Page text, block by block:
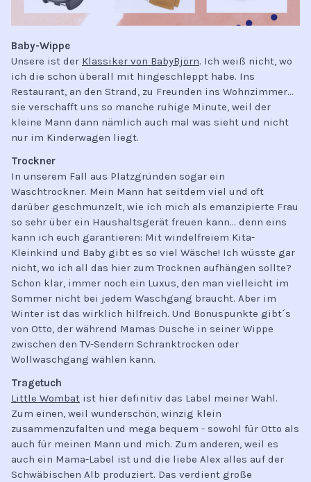
Baby-Wippe
Unsere ist der Klassiker von BabyBjörn. Ich weiß nicht, wo
ich die schon überall mit hingeschleppt habe. Ins
Restaurant, an den Strand, zu Freunden ins Wohnzimmer…
sie verschafft uns so manche ruhige Minute, weil der
kleine Mann dann nämlich auch mal was sieht und nicht
nur im Kinderwagen liegt.
Trockner
In unserem Fall aus Platzgründen sogar ein
Waschtrockner. Mein Mann hat seitdem viel und oft
darüber geschmunzelt, wie ich mich als emanzipierte Frau
so sehr über ein Haushaltsgerät freuen kann… denn eins
kann ich euch garantieren: Mit windelfreiem Kita-
Kleinkind und Baby gibt es so viel Wäsche! Ich wüsste gar
nicht, wo ich all das hier zum Trocknen aufhängen sollte?
Schon klar, immer noch ein Luxus, den man vielleicht im
Sommer nicht bei jedem Waschgang braucht. Aber im
Winter ist das wirklich hilfreich. Und Bonuspunkte gibt´s
von Otto, der während Mamas Dusche in seiner Wippe
zwischen den TV-Sendern Schranktrocken oder
Wollwaschgang wählen kann.
Tragetuch
Little Wombat ist hier definitiv das Label meiner Wahl.
Zum einen, weil wunderschön, winzig klein
zusammenzufalten und mega bequem - sowohl für Otto als
auch für meinen Mann und mich. Zum anderen, weil es
auch ein Mama-Label ist und die liebe Alex alles auf der
Schwäbischen Alb produziert. Das verdient große